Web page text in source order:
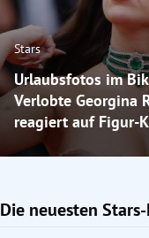
Stars
Urlaubsfotos im
Verlobte Georgina
reagiert auf Figur-
Die neuesten